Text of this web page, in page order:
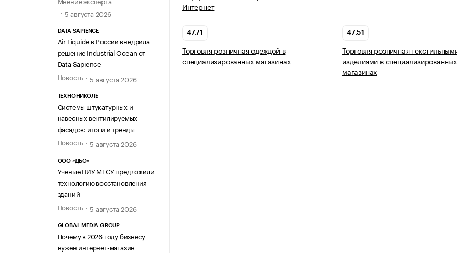
5 августа 2026
DATA SAPIENCE
Air Liquide в России внедрила
решение Industrial Ocean от
Data Sapience
Новость
5 августа 2026
ТЕХНОНИКОЛЬ
Системы штукатурных и
навесных вентилируемых
фасадов: итоги и тренды
Новость
5 августа 2026
ООО «ДБО»
Ученые НИУ МГСУ предложили
технологию восстановления
зданий
Новость
5 августа 2026
GLOBAL MEDIA GROUP
Почему в 2026 году бизнесу
нужен интернет-магазин
Интернет
47.71
Торговля розничная одеждой в
специализированных магазинах
47.51
Торговля розничная
изделиями в специализированных
магазинах